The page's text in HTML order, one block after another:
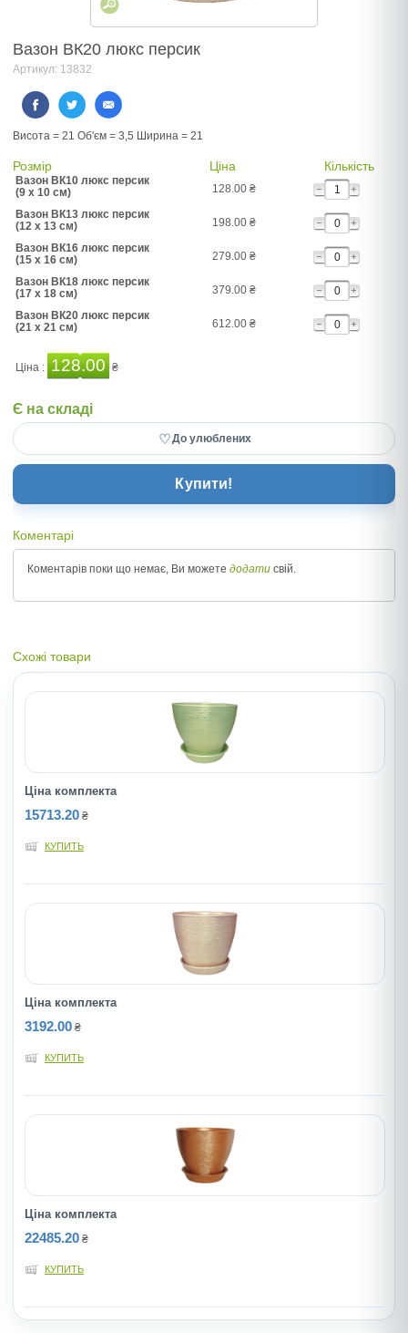
Вазон ВК20 люкс персик
Артикул: 13832
Висота = 21 Об'єм = 3,5 Ширина = 21
Розмір Ціна Кількість
Вазон ВК10 люкс персик
(9 x 10 см)
128.00 ₴
Вазон ВК13 люкс персик
(12 x 13 см)
198.00 ₴
Вазон ВК16 люкс персик
(15 x 16 см)
279.00 ₴
Вазон ВК18 люкс персик
(17 x 18 см)
379.00 ₴
Вазон ВК20 люкс персик
(21 x 21 см)
612.00 ₴
Ціна : 128.00 ₴
Є на складі
♡До улюблених
Купити!
Коментарі
Коментарів поки що немає, Ви можете додати свій.
Схожі товари
Ціна комплекта
15713.20 ₴
КУПИТЬ
Ціна комплекта
3192.00 ₴
КУПИТЬ
Ціна комплекта
22485.20 ₴
КУПИТЬ